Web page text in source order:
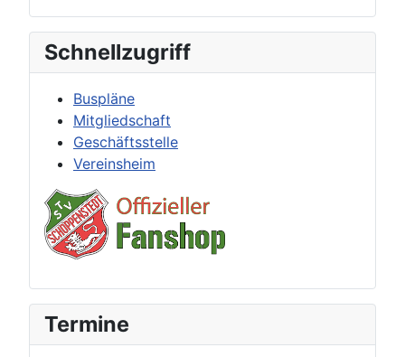
Schnellzugriff
Buspläne
Mitgliedschaft
Geschäftsstelle
Vereinsheim
Termine